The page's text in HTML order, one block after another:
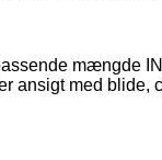
mængde
ansigt med